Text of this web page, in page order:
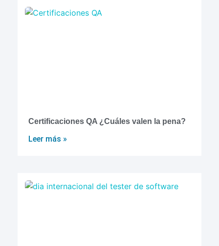
Certificaciones QA ¿Cuáles valen la pena?
Leer más »